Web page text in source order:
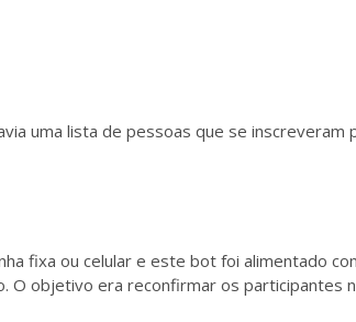
uma lista de pessoas que se inscreveram
fixa ou celular e este bot foi alimentado
O objetivo era reconfirmar os participantes